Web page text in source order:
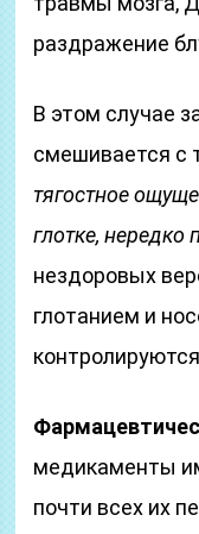
раздражение
В этом случае
смешивается с
тягостное
глотке, нередко
нездоровых
глотанием и
медикаменты
почти всех их